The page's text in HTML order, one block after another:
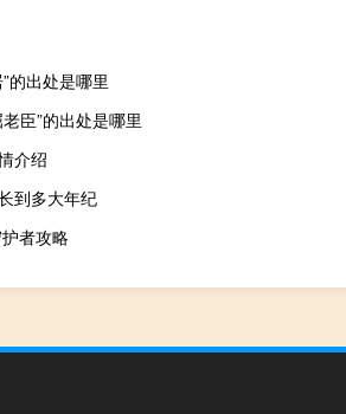
的出处是哪里
臣”的出处是哪里
介绍
到多大年纪
者攻略